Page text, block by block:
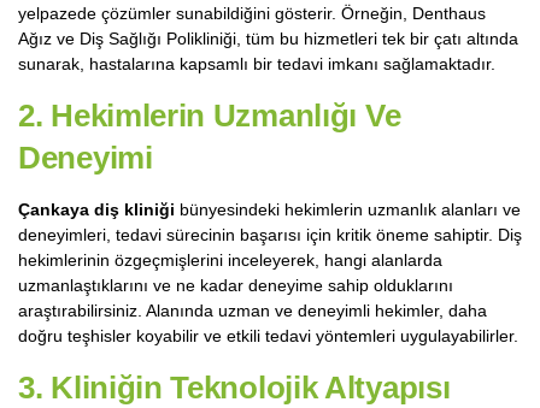
yelpazede çözümler sunabildiğini gösterir. Örneğin, Denthaus
Ağız ve Diş Sağlığı Polikliniği, tüm bu hizmetleri tek bir çatı altında
sunarak, hastalarına kapsamlı bir tedavi imkanı sağlamaktadır.
2. Hekimlerin Uzmanlığı Ve
Deneyimi
Çankaya diş kliniği bünyesindeki hekimlerin uzmanlık alanları ve
deneyimleri, tedavi sürecinin başarısı için kritik öneme sahiptir. Diş
hekimlerinin özgeçmişlerini inceleyerek, hangi alanlarda
uzmanlaştıklarını ve ne kadar deneyime sahip olduklarını
araştırabilirsiniz. Alanında uzman ve deneyimli hekimler, daha
doğru teşhisler koyabilir ve etkili tedavi yöntemleri uygulayabilirler.
3. Kliniğin Teknolojik Altyapısı